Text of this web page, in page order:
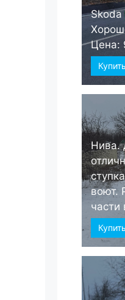
Skoda
Цена:
Нива.
воют.
части